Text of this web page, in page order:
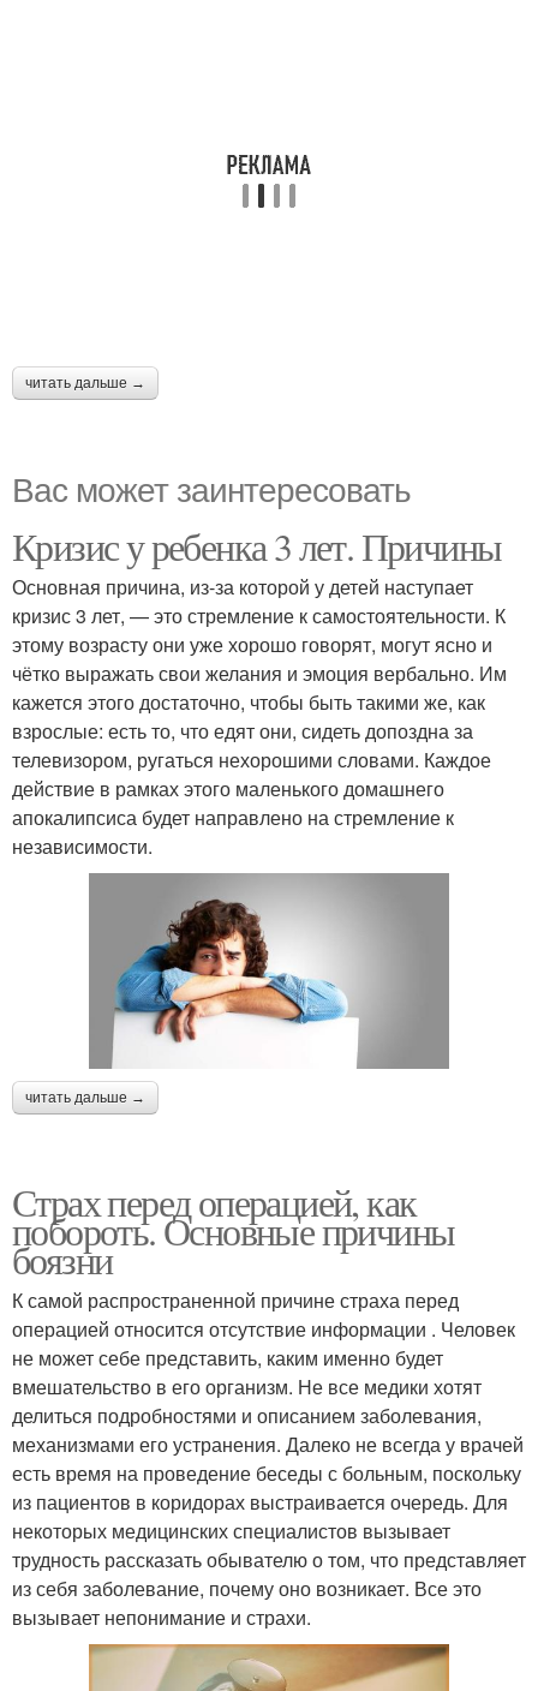
читать дальше →
Вас может заинтересовать
Кризис у ребенка 3 лет. Причины
Основная причина, из-за которой у детей наступает
кризис 3 лет, — это стремление к самостоятельности. К
этому возрасту они уже хорошо говорят, могут ясно и
чётко выражать свои желания и эмоция вербально. Им
кажется этого достаточно, чтобы быть такими же, как
взрослые: есть то, что едят они, сидеть допоздна за
телевизором, ругаться нехорошими словами. Каждое
действие в рамках этого маленького домашнего
апокалипсиса будет направлено на стремление к
независимости.
читать дальше →
Страх перед операцией, как
побороть. Основные причины
боязни
К самой распространенной причине страха перед
операцией относится отсутствие информации . Человек
не может себе представить, каким именно будет
вмешательство в его организм. Не все медики хотят
делиться подробностями и описанием заболевания,
механизмами его устранения. Далеко не всегда у врачей
есть время на проведение беседы с больным, поскольку
из пациентов в коридорах выстраивается очередь. Для
некоторых медицинских специалистов вызывает
трудность рассказать обывателю о том, что представляет
из себя заболевание, почему оно возникает. Все это
вызывает непонимание и страхи.